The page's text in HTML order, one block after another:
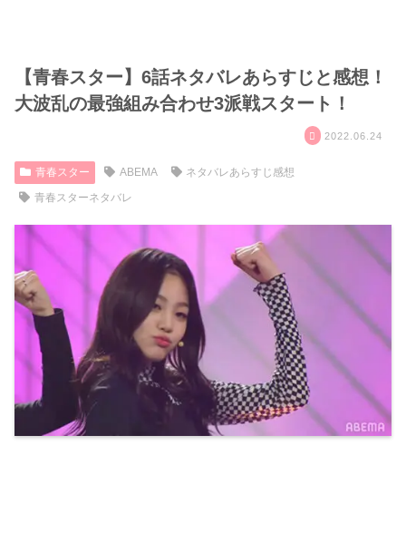
【青春スター】6話ネタバレあらすじと感想！
大波乱の最強組み合わせ3派戦スタート！
2022.06.24
青春スター ABEMA
ネタバレあらすじ感想
青春スターネタバレ